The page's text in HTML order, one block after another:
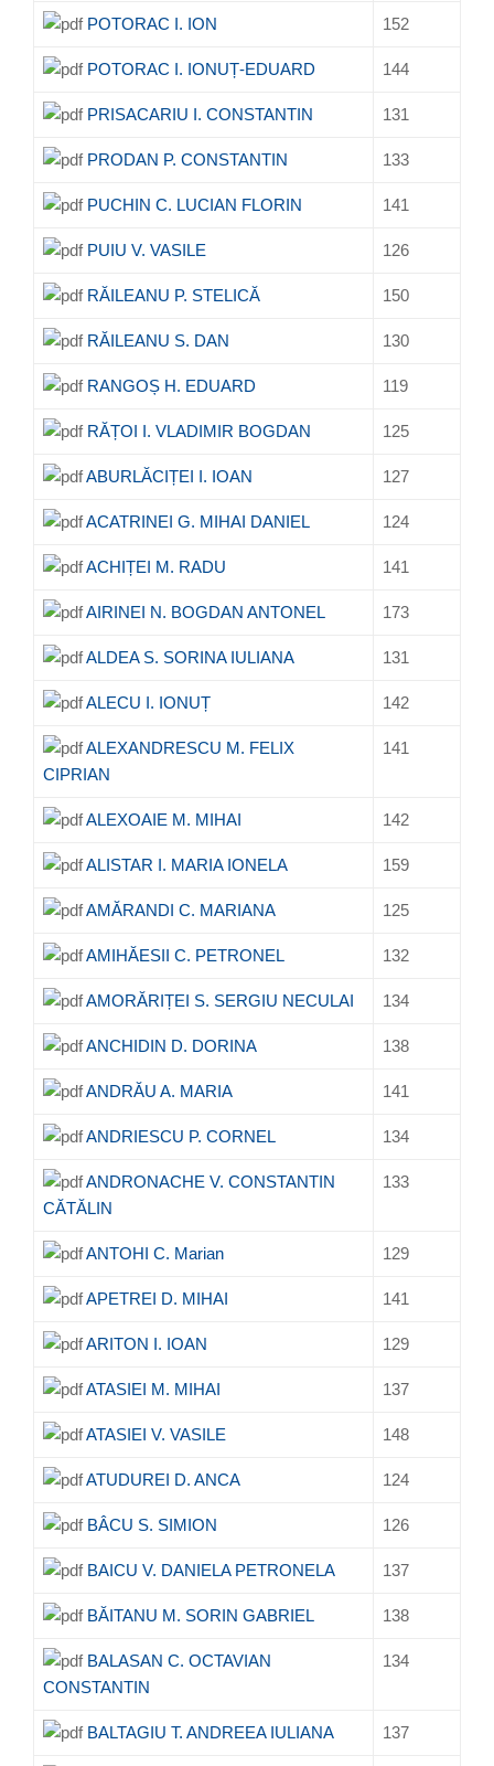
POTORAC I. ION 152
POTORAC I. IONUȚ-EDUARD 144
PRISACARIU I. CONSTANTIN 131
PRODAN P. CONSTANTIN 133
PUCHIN C. LUCIAN FLORIN 141
PUIU V. VASILE 126
RĂILEANU P. STELICĂ 150
RĂILEANU S. DAN 130
RANGOȘ H. EDUARD 119
RĂȚOI I. VLADIMIR BOGDAN 125
ABURLĂCIȚEI I. IOAN 127
ACATRINEI G. MIHAI DANIEL 124
ACHIȚEI M. RADU 141
AIRINEI N. BOGDAN ANTONEL 173
ALDEA S. SORINA IULIANA 131
ALECU I. IONUȚ 142
ALEXANDRESCU M. FELIX
CIPRIAN
141
ALEXOAIE M. MIHAI 142
ALISTAR I. MARIA IONELA 159
AMĂRANDI C. MARIANA 125
AMIHĂESII C. PETRONEL 132
AMORĂRIȚEI S. SERGIU NECULAI 134
ANCHIDIN D. DORINA 138
ANDRĂU A. MARIA 141
ANDRIESCU P. CORNEL 134
ANDRONACHE V. CONSTANTIN
CĂTĂLIN
133
ANTOHI C. Marian 129
APETREI D. MIHAI 141
ARITON I. IOAN 129
ATASIEI M. MIHAI 137
ATASIEI V. VASILE 148
ATUDUREI D. ANCA 124
BÂCU S. SIMION 126
BAICU V. DANIELA PETRONELA 137
BĂITANU M. SORIN GABRIEL 138
BALASAN C. OCTAVIAN
CONSTANTIN
134
BALTAGIU T. ANDREEA IULIANA 137